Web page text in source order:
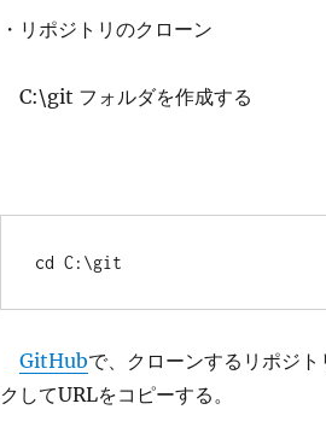
・リポジトリのクローン
C:\git フォルダを作成する
cd C:\git
GitHubで、クローンするリポジ
クしてURLをコピーする。